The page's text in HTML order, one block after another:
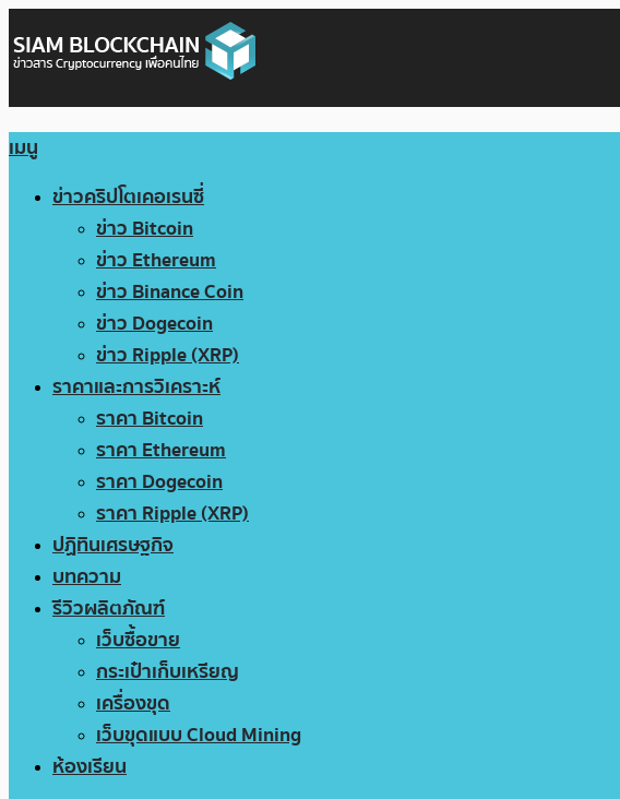
เมนู
ข่าวคริปโตเคอเรนซี่
ข่าว Bitcoin
ข่าว Ethereum
ข่าว Binance Coin
ข่าว Dogecoin
ข่าว Ripple (XRP)
ราคาและการวิเคราะห์
ราคา Bitcoin
ราคา Ethereum
ราคา Dogecoin
ราคา Ripple (XRP)
ปฏิทินเศรษฐกิจ
บทความ
รีวิวผลิตภัณฑ์
เว็บซื้อขาย
กระเป๋าเก็บเหรียญ
เครื่องขุด
เว็บขุดแบบ Cloud Mining
ห้องเรียน